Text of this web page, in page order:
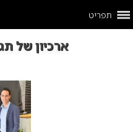
תפריט
ארכיון של